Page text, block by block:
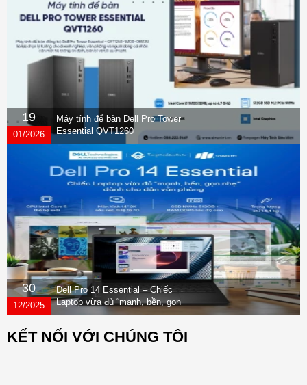
19
01/2026
Máy tính để bàn Dell Pro Tower
Essential QVT1260
30
12/2025
Dell Pro 14 Essential – Chiếc
Laptop vừa đủ “mạnh, bền, gọn
nhẹ” dành cho dân văn phòng
KẾT NỐI VỚI CHÚNG TÔI